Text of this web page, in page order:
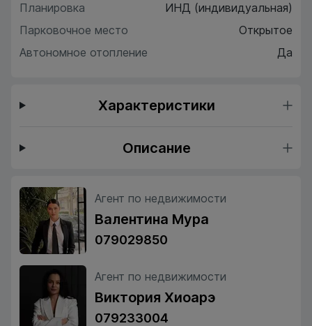
Планировка
ИНД (индивидуальная)
Парковочное место
Открытое
Автономное отопление
Да
Характеристики
Описание
Агент по недвижимости
Валентина Мура
079029850
Агент по недвижимости
Виктория Хиоарэ
079233004